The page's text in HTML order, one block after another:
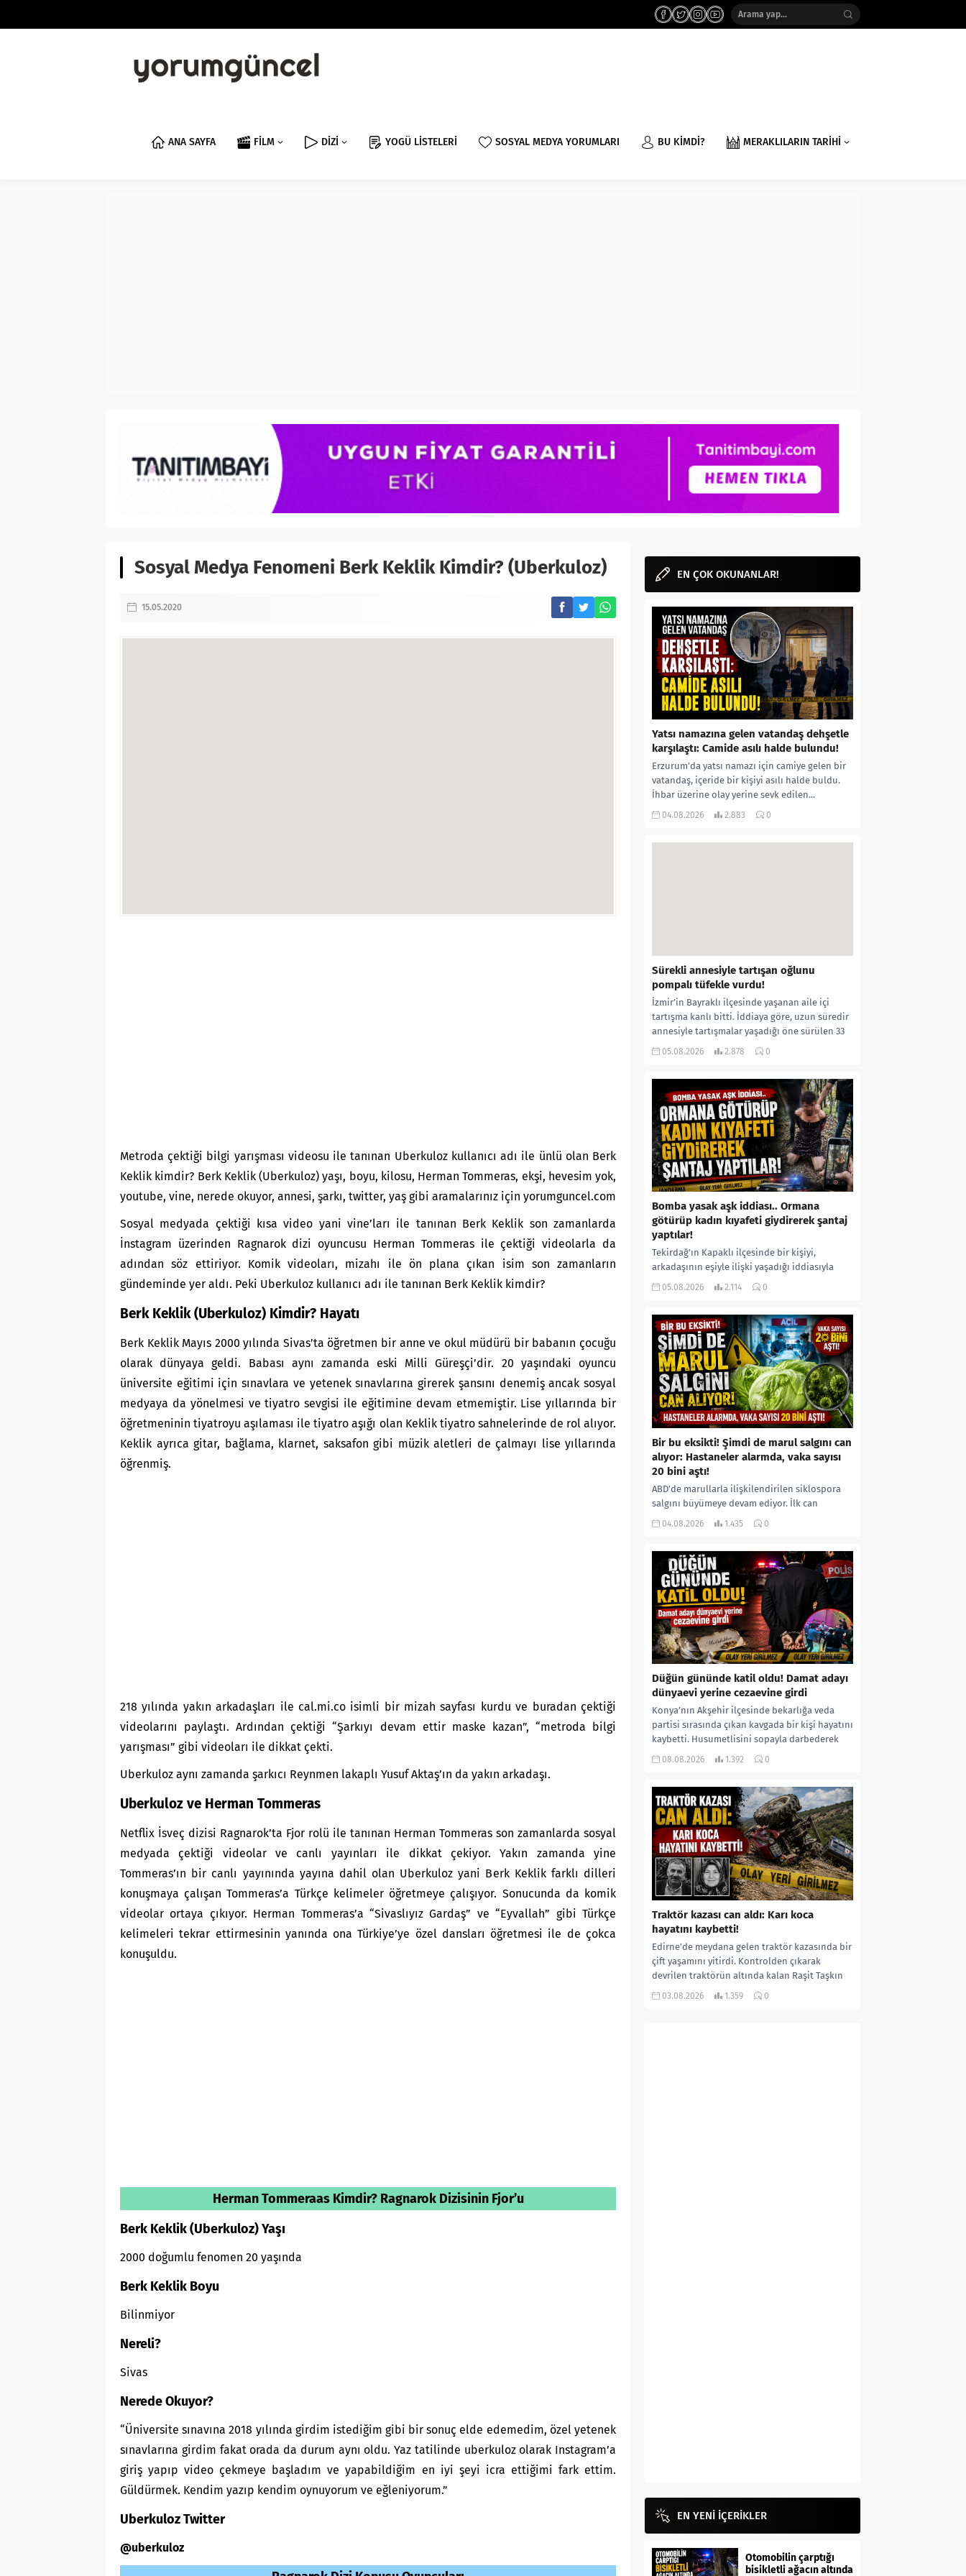
ANA SAYFA FİLM DİZİ YOGÜ LİSTELERİ SOSYAL MEDYA YORUMLARI BU KİMDİ? MERAKLILARIN TARİHİ
Sosyal Medya Fenomeni Berk Keklik Kimdir? (Uberkuloz)
15.05.2020
Metroda çektiği bilgi yarışması videosu ile tanınan Uberkuloz kullanıcı adı ile ünlü olan Berk
Keklik kimdir? Berk Keklik (Uberkuloz) yaşı, boyu, kilosu, Herman Tommeras, ekşi, hevesim yok,
youtube, vine, nerede okuyor, annesi, şarkı, twitter, yaş gibi aramalarınız için yorumguncel.com
Sosyal medyada çektiği kısa video yani vine’ları ile tanınan Berk Keklik son zamanlarda
İnstagram üzerinden Ragnarok dizi oyuncusu Herman Tommeras ile çektiği videolarla da
adından söz ettiriyor. Komik videoları, mizahı ile ön plana çıkan isim son zamanların
gündeminde yer aldı. Peki Uberkuloz kullanıcı adı ile tanınan Berk Keklik kimdir?
Berk Keklik (Uberkuloz) Kimdir? Hayatı
Berk Keklik Mayıs 2000 yılında Sivas’ta öğretmen bir anne ve okul müdürü bir babanın çocuğu
olarak dünyaya geldi. Babası aynı zamanda eski Milli Güreşçi’dir. 20 yaşındaki oyuncu
üniversite eğitimi için sınavlara ve yetenek sınavlarına girerek şansını denemiş ancak sosyal
medyaya da yönelmesi ve tiyatro sevgisi ile eğitimine devam etmemiştir. Lise yıllarında bir
öğretmeninin tiyatroyu aşılaması ile tiyatro aşığı olan Keklik tiyatro sahnelerinde de rol alıyor.
Keklik ayrıca gitar, bağlama, klarnet, saksafon gibi müzik aletleri de çalmayı lise yıllarında
öğrenmiş.
218 yılında yakın arkadaşları ile cal.mi.co isimli bir mizah sayfası kurdu ve buradan çektiği
videolarını paylaştı. Ardından çektiği “Şarkıyı devam ettir maske kazan”, “metroda bilgi
yarışması” gibi videoları ile dikkat çekti.
Uberkuloz aynı zamanda şarkıcı Reynmen lakaplı Yusuf Aktaş’ın da yakın arkadaşı.
Uberkuloz ve Herman Tommeras
Netflix İsveç dizisi Ragnarok’ta Fjor rolü ile tanınan Herman Tommeras son zamanlarda sosyal
medyada çektiği videolar ve canlı yayınları ile dikkat çekiyor. Yakın zamanda yine
Tommeras’ın bir canlı yayınında yayına dahil olan Uberkuloz yani Berk Keklik farklı dilleri
konuşmaya çalışan Tommeras’a Türkçe kelimeler öğretmeye çalışıyor. Sonucunda da komik
videolar ortaya çıkıyor. Herman Tommeras’a “Sivaslıyız Gardaş” ve “Eyvallah” gibi Türkçe
kelimeleri tekrar ettirmesinin yanında ona Türkiye’ye özel dansları öğretmesi ile de çokca
konuşuldu.
Herman Tommeraas Kimdir? Ragnarok Dizisinin Fjor’u
Berk Keklik (Uberkuloz) Yaşı
2000 doğumlu fenomen 20 yaşında
Berk Keklik Boyu
Bilinmiyor
Nereli?
Sivas
Nerede Okuyor?
“Üniversite sınavına 2018 yılında girdim istediğim gibi bir sonuç elde edemedim, özel yetenek
sınavlarına girdim fakat orada da durum aynı oldu. Yaz tatilinde uberkuloz olarak Instagram’a
giriş yapıp video çekmeye başladım ve yapabildiğim en iyi şeyi icra ettiğimi fark ettim.
Güldürmek. Kendim yazıp kendim oynuyorum ve eğleniyorum.”
Uberkuloz Twitter
@uberkuloz
EN ÇOK OKUNANLAR!
Yatsı namazına gelen vatandaş dehşetle
karşılaştı: Camide asılı halde bulundu!
Erzurum’da yatsı namazı için camiye gelen bir
vatandaş, içeride bir kişiyi asılı halde buldu.
İhbar üzerine olay yerine sevk edilen...
04.08.2026 2.883 0
Sürekli annesiyle tartışan oğlunu
pompalı tüfekle vurdu!
İzmir’in Bayraklı ilçesinde yaşanan aile içi
tartışma kanlı bitti. İddiaya göre, uzun süredir
annesiyle tartışmalar yaşadığı öne sürülen 33
yaşındaki...
05.08.2026 2.878 0
Bomba yasak aşk iddiası.. Ormana
götürüp kadın kıyafeti giydirerek şantaj
yaptılar!
Tekirdağ’ın Kapaklı ilçesinde bir kişiyi,
arkadaşının eşiyle ilişki yaşadığı iddiasıyla
ormanlık alana götürerek zorla kadın
05.08.2026 2.114 0
Bir bu eksikti! Şimdi de marul salgını can
alıyor: Hastaneler alarmda, vaka sayısı
20 bini aştı!
ABD’de marullarla ilişkilendirilen siklospora
salgını büyümeye devam ediyor. İlk can
kayıplarının yaşandığı salgında vaka sayısının
04.08.2026 1.435 0
Düğün gününde katil oldu! Damat adayı
dünyaevi yerine cezaevine girdi
Konya’nın Akşehir ilçesinde bekarlığa veda
partisi sırasında çıkan kavgada bir kişi hayatını
kaybetti. Husumetlisini sopayla darbederek
ölümüne neden olduğu iddia...
08.08.2026 1.392 0
Traktör kazası can aldı: Karı koca
hayatını kaybetti!
Edirne’de meydana gelen traktör kazasında bir
çift yaşamını yitirdi. Kontrolden çıkarak
devrilen traktörün altında kalan Raşit Taşkın
ile eşi Fatma...
03.08.2026 1.359 0
EN YENİ İÇERİKLER
Otomobilin çarptığı
bisikletli ağacın altında